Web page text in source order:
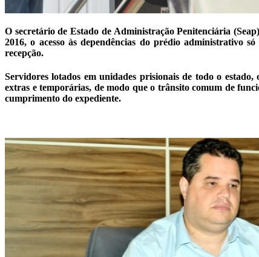
O secretário de Estado de Administração Penitenciária
2016, o acesso às dependências do prédio administrativo
recepção.
Servidores lotados em unidades prisionais de todo o
extras e temporárias, de modo que o trânsito comum de
cumprimento do expediente.